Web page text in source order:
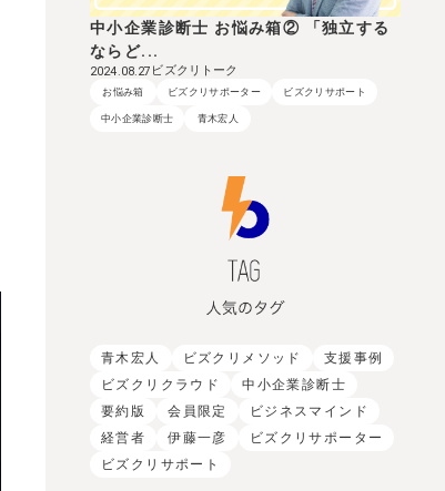
中小企業診断士 お悩み箱② 「独立する
ならど...
2024.08.27 ビズクリトーク
お悩み箱 ビズクリサポーター ビズクリサポート
中小企業診断士 青木宏人
青木宏人 ビズクリメソッド
支援事例
ビズクリクラウド
中小企業診断士
要約版
会員限定
ビジネスマインド
経営者
伊藤一彦
ビズクリサポーター
ビズクリサポート